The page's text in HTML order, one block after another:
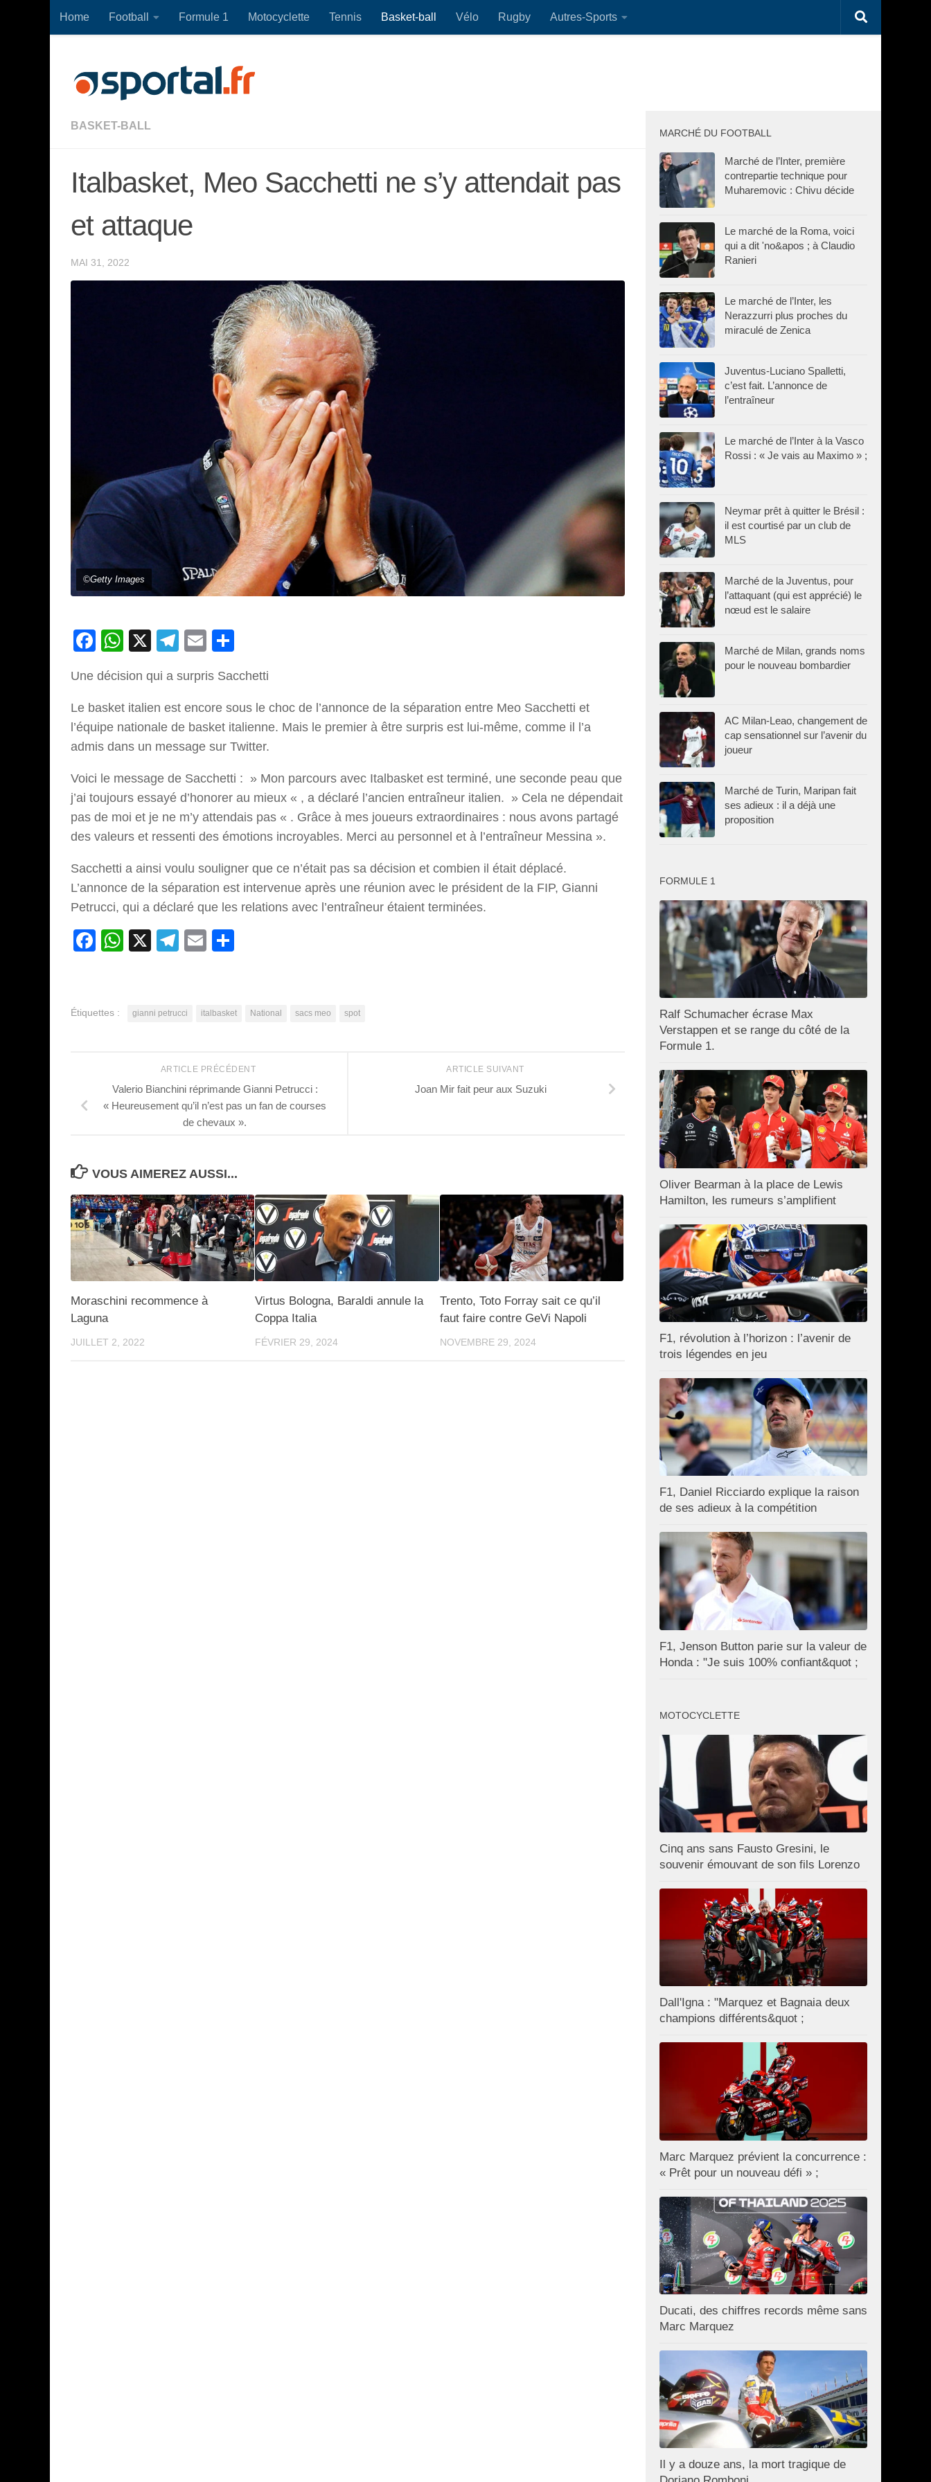
Skip to content
Home Football Formule 1 Motocyclette Tennis Basket-ball Vélo Rugby Autres-Sports
BASKET-BALL
Italbasket, Meo Sacchetti ne s’y attendait pas
et attaque
MAI 31, 2022
©Getty Images
Facebook
WhatsApp
X Telegram
Email
Une décision qui a surpris Sacchetti
Le basket italien est encore sous le choc de l’annonce de la séparation entre Meo Sacchetti et
l’équipe nationale de basket italienne. Mais le premier à être surpris est lui-même, comme il l’a
admis dans un message sur Twitter.
Voici le message de Sacchetti : » Mon parcours avec Italbasket est terminé, une seconde peau que
j’ai toujours essayé d’honorer au mieux « , a déclaré l’ancien entraîneur italien. » Cela ne dépendait
pas de moi et je ne m’y attendais pas « . Grâce à mes joueurs extraordinaires : nous avons partagé
des valeurs et ressenti des émotions incroyables. Merci au personnel et à l’entraîneur Messina ».
Sacchetti a ainsi voulu souligner que ce n’était pas sa décision et combien il était déplacé.
L’annonce de la séparation est intervenue après une réunion avec le président de la FIP, Gianni
Petrucci, qui a déclaré que les relations avec l’entraîneur étaient terminées.
Facebook
WhatsApp
X Telegram
Email
Étiquettes : gianni petrucci italbasket National sacs meo spot
ARTICLE SUIVANT
Joan Mir fait peur aux Suzuki
ARTICLE PRÉCÉDENT
Valerio Bianchini réprimande Gianni Petrucci :
« Heureusement qu’il n’est pas un fan de courses
de chevaux ».
VOUS AIMEREZ AUSSI...
Moraschini recommence à
Laguna
JUILLET 2, 2022
Virtus Bologna, Baraldi annule la
Coppa Italia
FÉVRIER 29, 2024
Trento, Toto Forray sait ce qu’il
faut faire contre GeVi Napoli
NOVEMBRE 29, 2024
MARCHÉ DU FOOTBALL
Marché de l’Inter, première
contrepartie technique pour
Muharemovic : Chivu décide
Le marché de la Roma, voici
qui a dit 'no&apos ; à Claudio
Ranieri
Le marché de l’Inter, les
Nerazzurri plus proches du
miraculé de Zenica
Juventus-Luciano Spalletti,
c’est fait. L’annonce de
l’entraîneur
Le marché de l’Inter à la Vasco
Rossi : « Je vais au Maximo » ;
Neymar prêt à quitter le Brésil :
il est courtisé par un club de
MLS
Marché de la Juventus, pour
l’attaquant (qui est apprécié) le
nœud est le salaire
Marché de Milan, grands noms
pour le nouveau bombardier
AC Milan-Leao, changement de
cap sensationnel sur l’avenir du
joueur
Marché de Turin, Maripan fait
ses adieux : il a déjà une
proposition
FORMULE 1
Ralf Schumacher écrase Max
Verstappen et se range du côté de la
Formule 1.
Oliver Bearman à la place de Lewis
Hamilton, les rumeurs s’amplifient
F1, révolution à l’horizon : l’avenir de
trois légendes en jeu
F1, Daniel Ricciardo explique la raison
de ses adieux à la compétition
F1, Jenson Button parie sur la valeur de
Honda : "Je suis 100% confiant&quot ;
MOTOCYCLETTE
Cinq ans sans Fausto Gresini, le
souvenir émouvant de son fils Lorenzo
Dall'Igna : "Marquez et Bagnaia deux
champions différents&quot ;
Marc Marquez prévient la concurrence :
« Prêt pour un nouveau défi » ;
Ducati, des chiffres records même sans
Marc Marquez
Il y a douze ans, la mort tragique de